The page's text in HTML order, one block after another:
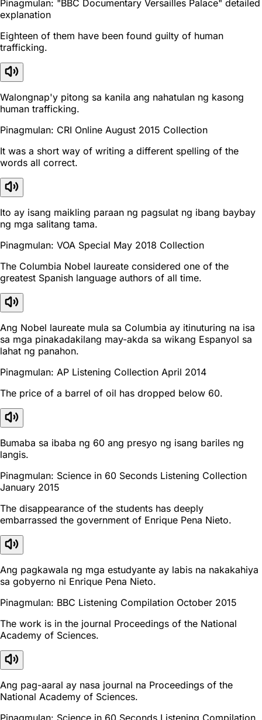
Pinagmulan: "BBC Documentary Versailles Palace" detailed
explanation
Eighteen of them have been found guilty of human
trafficking.
Walongnap'y pitong sa kanila ang nahatulan ng kasong
human trafficking.
Pinagmulan: CRI Online August 2015 Collection
It was a short way of writing a different spelling of the
words all correct.
Ito ay isang maikling paraan ng pagsulat ng ibang baybay
ng mga salitang tama.
Pinagmulan: VOA Special May 2018 Collection
The Columbia Nobel laureate considered one of the
greatest Spanish language authors of all time.
Ang Nobel laureate mula sa Columbia ay itinuturing na isa
sa mga pinakadakilang may-akda sa wikang Espanyol sa
lahat ng panahon.
Pinagmulan: AP Listening Collection April 2014
The price of a barrel of oil has dropped below 60.
Bumaba sa ibaba ng 60 ang presyo ng isang bariles ng
langis.
Pinagmulan: Science in 60 Seconds Listening Collection
January 2015
The disappearance of the students has deeply
embarrassed the government of Enrique Pena Nieto.
Ang pagkawala ng mga estudyante ay labis na nakakahiya
sa gobyerno ni Enrique Pena Nieto.
Pinagmulan: BBC Listening Compilation October 2015
The work is in the journal Proceedings of the National
Academy of Sciences.
Ang pag-aaral ay nasa journal na Proceedings of the
National Academy of Sciences.
Pinagmulan: Science in 60 Seconds Listening Compilation